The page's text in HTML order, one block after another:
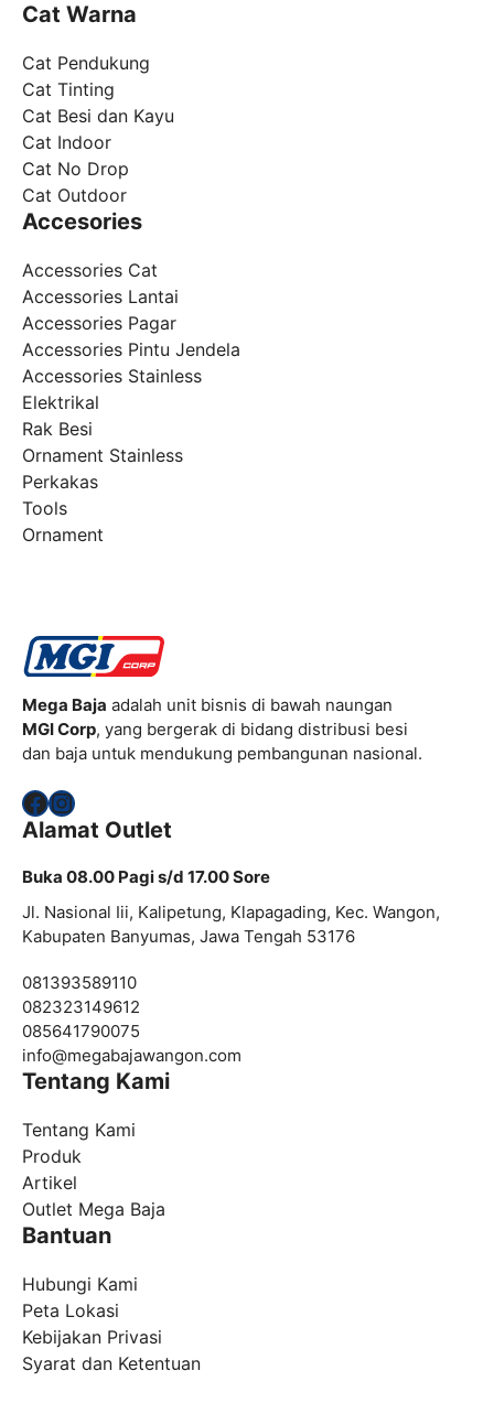
Cat Warna
Cat Pendukung
Cat Tinting
Cat Besi dan Kayu
Cat Indoor
Cat No Drop
Cat Outdoor
Accesories
Accessories Cat
Accessories Lantai
Accessories Pagar
Accessories Pintu Jendela
Accessories Stainless
Elektrikal
Rak Besi
Ornament Stainless
Perkakas
Tools
Ornament
Mega Baja adalah unit bisnis di bawah naungan
MGI Corp, yang bergerak di bidang distribusi besi
dan baja untuk mendukung pembangunan nasional.
Facebook
Instagram
Alamat Outlet
Buka 08.00 Pagi s/d 17.00 Sore
Jl. Nasional Iii, Kalipetung, Klapagading, Kec. Wangon,
Kabupaten Banyumas, Jawa Tengah 53176
081393589110
082323149612
085641790075
info@megabajawangon.com
Tentang Kami
Tentang Kami
Produk
Artikel
Outlet Mega Baja
Bantuan
Hubungi Kami
Peta Lokasi
Kebijakan Privasi
Syarat dan Ketentuan